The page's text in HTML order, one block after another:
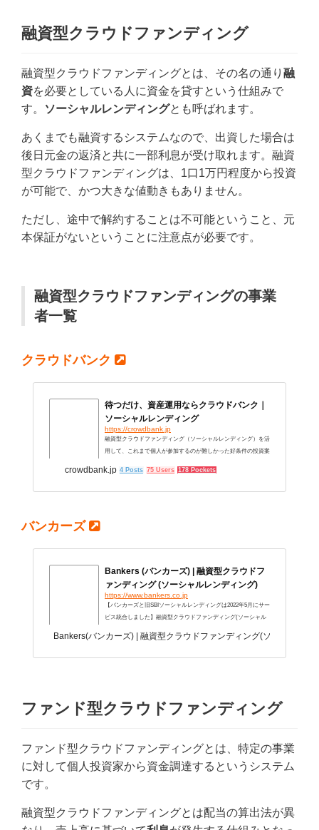
融資型クラウドファンディング
融資型クラウドファンディングとは、その名の通り 融
資を必要としている人に資金を貸すという仕組みで
す。
ソーシャルレンディングとも呼ばれます。
あくまでも融資するシステムなので、出資した場合は
後日元金の返済と共に一部利息が受け取れます。融資
型クラウドファンディングは、1口1万円程度から投資
が可能で、かつ大きな値動きもありません。
ただし、途中で解約することは不可能ということ、元
本保証がないということに注意点が必要です。
融資型クラウドファンディングの事業
者一覧
クラウドバンク
待つだけ、資産運用ならクラウドバンク｜
ソーシャルレンディング
https://crowdbank.jp
融資型クラウドファンディング（ソーシャルレンディング）を活
用して、これまで個人が参加するのが難しかった好条件の投資案
クラウドバンクで、新しい資産運用を始めてみましょう！
crowdbank.jp 4 Posts 75 Users 178 Pockets
バンカーズ
Bankers (バンカーズ) | 融資型クラウドフ
ァンディング (ソーシャルレンディング)
https://www.bankers.co.jp
【バンカーズと旧SBIソーシャルレンディングは2022年5月にサー
ビス統合しました】融資型クラウドファンディング(ソーシャル
インターネットで結びつける新しい金融サービスです。バンカー
Bankers(バンカーズ) | 融資型クラウドファンディング(ソーシャルレ
ファンド型クラウドファンディング
ファンド型クラウドファンディングとは、特定の事業
に対して個人投資家から資金調達するというシステム
です。
融資型クラウドファンディングとは配当の算出法が異